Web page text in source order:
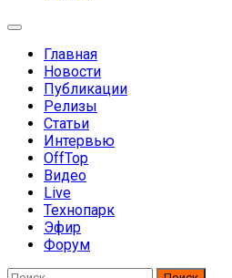
Главная
Новости
Публикации
Релизы
Статьи
Интервью
OffTop
Видео
Live
Технопарк
Эфир
Форум